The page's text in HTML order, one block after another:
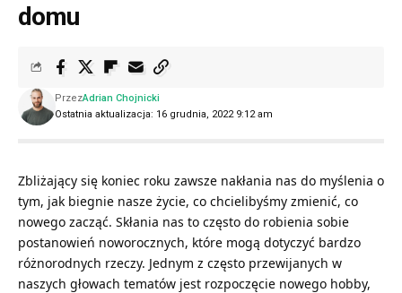
domu
Ostatnia aktualizacja: 16 grudnia, 2022 9:12 am
PrzezAdrian Chojnicki
Zbliżający się koniec roku zawsze nakłania nas do myślenia o
tym, jak biegnie nasze życie, co chcielibyśmy zmienić, co
nowego zacząć. Skłania nas to często do robienia sobie
postanowień noworocznych, które mogą dotyczyć bardzo
różnorodnych rzeczy. Jednym z często przewijanych w
naszych głowach tematów jest rozpoczęcie nowego hobby,